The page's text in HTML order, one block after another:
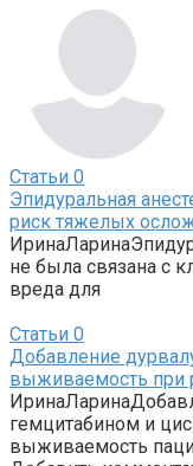
Статьи 0
Эпидуральная
риск тяжелых
не была связана с
вреда для
Статьи 0
Добавление
выживаемость при
гемцитабином и
выживаемость